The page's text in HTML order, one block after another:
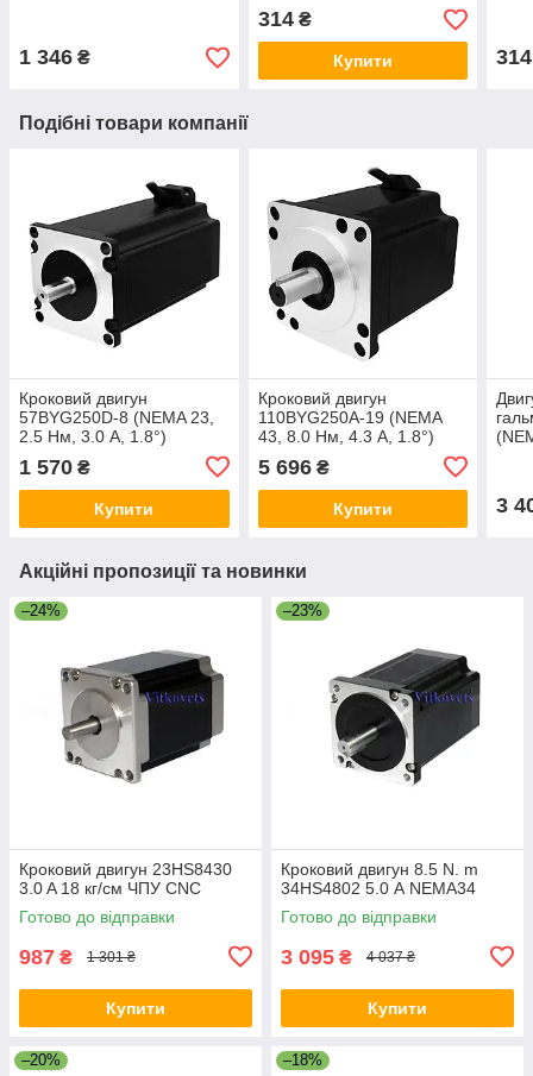
1 346 ₴
314₴
Купити 314
Подібні товари компанії
Кроковий двигун
57BYG250D-8 (NEMA 23,
2.5 Нм, 3.0 А, 1.8°)
1 570 ₴
Купити
Кроковий двигун
110BYG250A-19 (NEMA
43, 8.0 Нм, 4.3 А, 1.8°)
5 696₴
Купити 3
Акційні пропозиції та новинки
–24%
Кроковий двигун 23HS8430
3.0 A 18 кг/см ЧПУ CNC
Готово до відправки
987 ₴ 1 301 ₴
Купити
–23%
Кроковий двигун 8.5 N. m
34HS4802 5.0 А NEMA34
Готово до відправки
3 095 ₴ 4 037 ₴
Купити
–20% –18%